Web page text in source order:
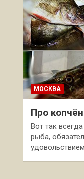
МОСКВА
Про
Вот так
рыба,